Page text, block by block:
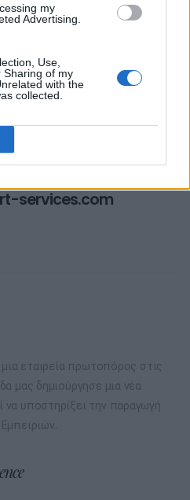
my
Advertising.
Use,
Sharing of my
with the
collected.
services.com
εταιρεία πρωτοπόρος στις
μας δημιούργησε μια νέα
υποστηρίξει την παραγωγή